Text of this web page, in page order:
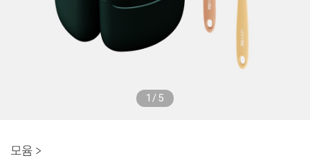
1/5
모윰 >